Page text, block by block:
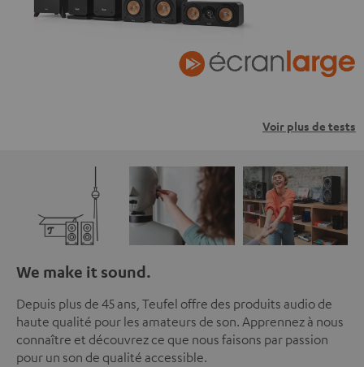
Voir plus de tests
We make it sound.
Depuis plus de 45 ans, Teufel offre des produits audio de
haute qualité pour les amateurs de son. Apprennez à nous
connaître et découvrez ce que nous faisons par passion
pour un son de qualité accessible.